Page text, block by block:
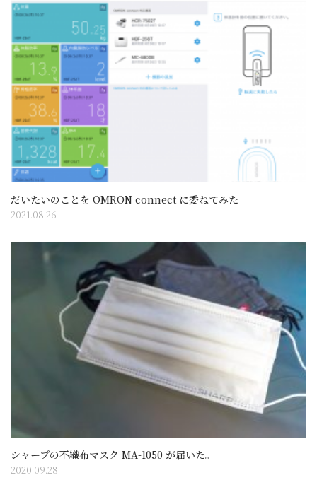
だいたいのことを OMRON connect に委ねてみた
2021.08.26
シャープの不織布マスク MA-1050 が届いた。
2020.09.28